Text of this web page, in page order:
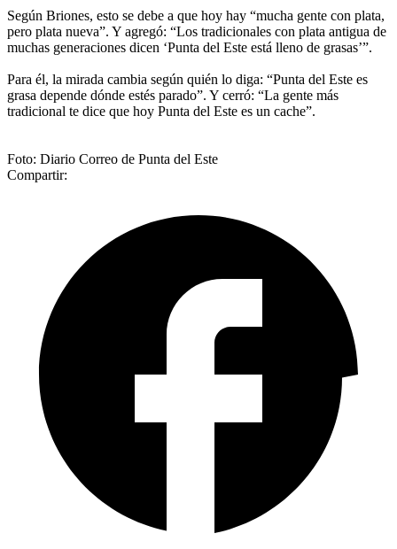
Según Briones, esto se debe a que hoy hay “mucha gente con plata,
pero plata nueva”. Y agregó: “Los tradicionales con plata antigua de
muchas generaciones dicen ‘Punta del Este está lleno de grasas’”.
Para él, la mirada cambia según quién lo diga: “Punta del Este es
grasa depende dónde estés parado”. Y cerró: “La gente más
tradicional te dice que hoy Punta del Este es un cache”.
Foto: Diario Correo de Punta del Este
Compartir: